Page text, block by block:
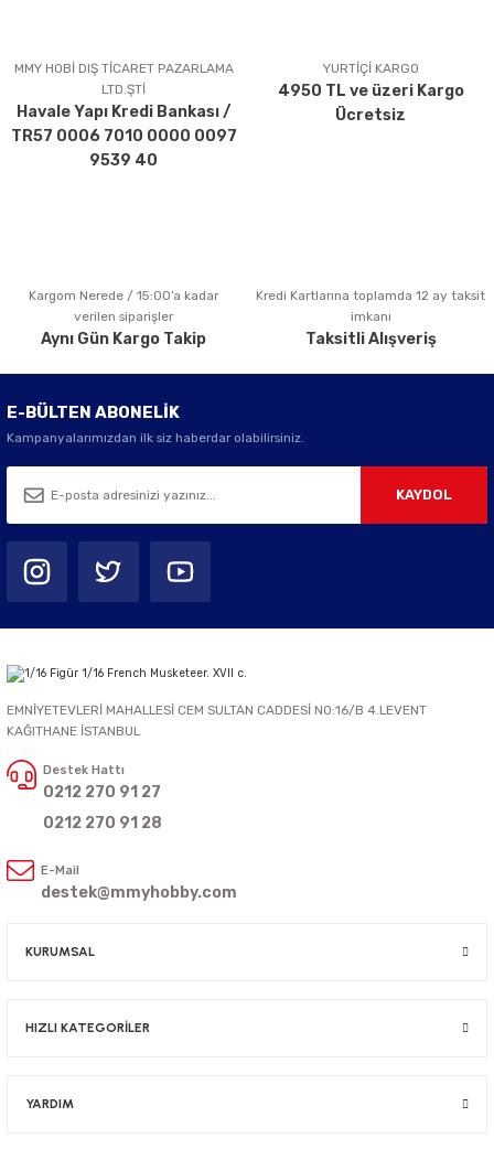
Ürün açıklamasında eksik bilgiler bulunuyor.
Ürün bilgilerinde hatalar bulunuyor.
Ürün fiyatı diğer sitelerden daha pahalı.
Bu ürüne benzer farklı alternatifler olmalı.
Gönder
MMY HOBİ DIŞ TİCARET PAZARLAMA
LTD.ŞTİ
Havale Yapı Kredi Bankası /
TR57 0006 7010 0000 0097
9539 40
YURTİÇİ KARGO
4950 TL ve üzeri Kargo
Ücretsiz
Kargom Nerede / 15:00’a kadar
verilen siparişler
Aynı Gün Kargo Takip
Kredi Kartlarına toplamda 12 ay taksit
imkanı
Taksitli Alışveriş
E-BÜLTEN ABONELİK
Kampanyalarımızdan ilk siz haberdar olabilirsiniz.
KAYDOL
EMNİYETEVLERİ MAHALLESİ CEM SULTAN CADDESİ NO:16/B 4.LEVENT
KAĞITHANE İSTANBUL
Destek Hattı
0212 270 91 27
0212 270 91 28
E-Mail
destek@mmyhobby.com
KURUMSAL
HIZLI KATEGORİLER
YARDIM